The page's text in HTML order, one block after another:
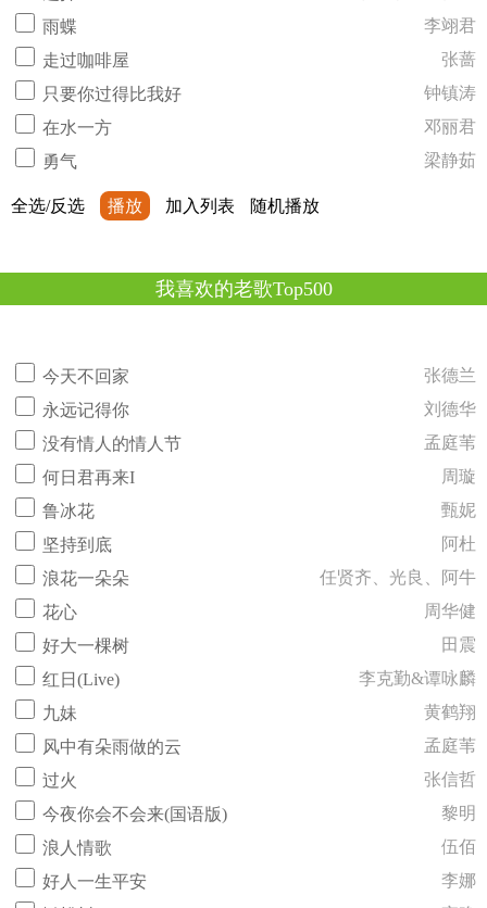
雨蝶
李翊君
走过咖啡屋
张蔷
只要你过得比我好
钟镇涛
在水一方
邓丽君
勇气
梁静茹
全选/反选 播放 加入列表 随机播放
我喜欢的老歌Top500
今天不回家
张德兰
永远记得你
刘德华
没有情人的情人节
孟庭苇
何日君再来I
周璇
鲁冰花
甄妮
坚持到底
阿杜
浪花一朵朵
任贤齐、光良、阿牛
花心
周华健
好大一棵树
田震
红日(Live)
李克勤&谭咏麟
九妹
黄鹤翔
风中有朵雨做的云
孟庭苇
过火
张信哲
今夜你会不会来(国语版)
黎明
浪人情歌
伍佰
好人一生平安
李娜